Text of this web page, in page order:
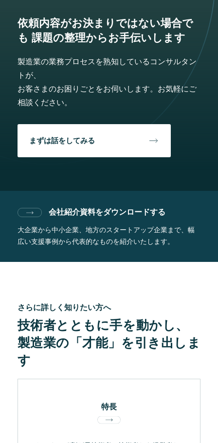
依頼内容がお決まりではない場合で
も 課題の整理からお手伝いします
製造業の業務プロセスを熟知しているコンサルタン
トが、
お客さまのお困りごとをお伺いします。お気軽にご
相談ください。
まずは話をしてみる
会社紹介資料をダウンロードする
大企業から中小企業、地方のスタートアップ企業まで、 幅
広い支援事例から代表的なものを紹介いたします。
さらに詳しく知りたい方へ
技術者とともに手を動かし、
製造業の「才能」を引き出しま
す
特長